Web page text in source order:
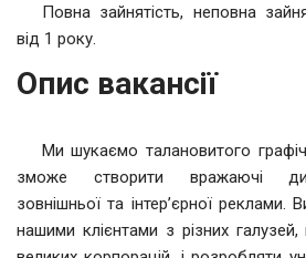
Повна зайнятість, неповна
від 1 року.
Опис вакансії
Ми шукаємо талановитого
зможе створити вражаючі
зовнішньої та інтер’єрної
нашими клієнтами з різних галузей,